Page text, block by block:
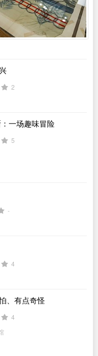
2
一场趣味冒险
5
-
4
、有点奇怪
4